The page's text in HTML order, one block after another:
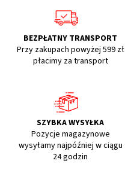
BEZPŁATNY TRANSPORT
Przy zakupach powyżej 599 zł
płacimy za transport
SZYBKA WYSYŁKA
Pozycje magazynowe
wysyłamy najpóźniej w ciągu
24 godzin